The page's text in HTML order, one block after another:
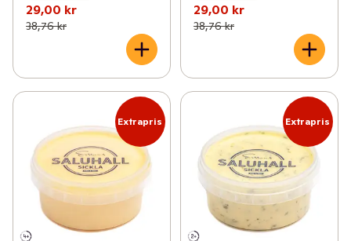
29,00 kr
38,76 kr
29,00 kr
38,76 kr
Extrapris Extrapris